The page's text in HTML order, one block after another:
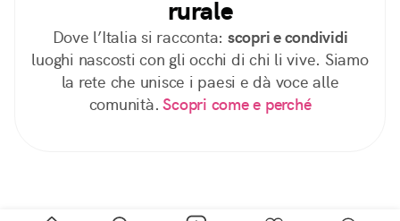
rurale
Dove l’Italia si racconta: scopri e condividi
luoghi nascosti con gli occhi di chi li vive. Siamo
la rete che unisce i paesi e dà voce alle
comunità. Scopri come e perché